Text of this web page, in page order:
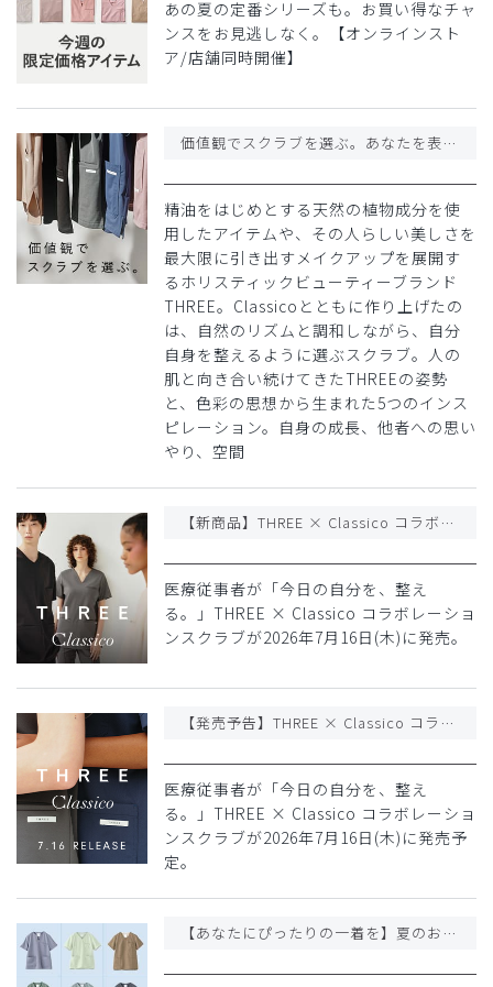
あの夏の定番シリーズも。お買い得なチャ
ンスをお見逃しなく。【オンラインスト
ア/店舗同時開催】
価値観でスクラブを選ぶ。あなたを表現する、THREE × Classico 5つのスタイル。
精油をはじめとする天然の植物成分を使
用したアイテムや、その人らしい美しさを
最大限に引き出すメイクアップを展開す
るホリスティックビューティーブランド
THREE。Classicoとともに作り上げたの
は、自然のリズムと調和しながら、自分
自身を整えるように選ぶスクラブ。人の
肌と向き合い続けてきたTHREEの姿勢
と、色彩の思想から生まれた5つのインス
ピレーション。自身の成長、他者への思い
やり、空間
【新商品】THREE × Classico コラボレーションスクラブ
医療従事者が「今日の自分を、整え
る。」THREE × Classico コラボレーショ
ンスクラブが2026年7月16日(木)に発売。
【発売予告】THREE × Classico コラボレーションスクラブ
医療従事者が「今日の自分を、整え
る。」THREE × Classico コラボレーショ
ンスクラブが2026年7月16日(木)に発売予
定。
【あなたにぴったりの一着を】夏のお悩み診断